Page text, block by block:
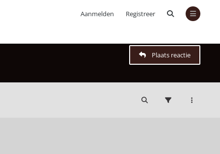
Aanmelden Registreer
Plaats reactie